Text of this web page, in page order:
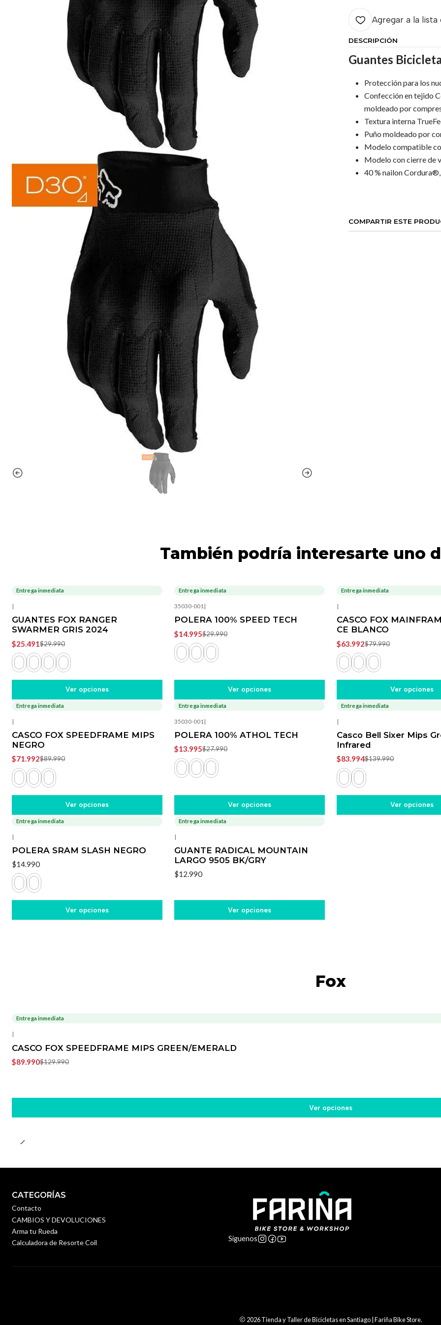
Agregar a la
DESCRIPCIÓN
Guantes
Protección para los
Confección en tejido
moldeado por
Textura interna
Puño moldeado por
Modelo compatible
Modelo con cierre de
40 % nailon Cordura®,
COMPARTIR ESTE
También podría interesarte uno
-15%
Entrega inmediata
|
GUANTES FOX RANGER
SWARMER GRIS 2024
$25.491$29.990
Ver opciones
-50%
Entrega inmediata
35030-001|
POLERA 100% SPEED TECH
$14.995$29.990
Ver opciones
-20%
Entrega inmediata
|
CASCO FOX
CE BLANCO
$63.992$79.990
Ver opciones
-20%
Entrega inmediata
|
CASCO FOX SPEEDFRAME MIPS
NEGRO
$71.992$89.990
Ver opciones
-50%
Entrega inmediata
35030-001 |
POLERA 100% ATHOL TECH
$13.995$27.990
Ver opciones
-40%
Entrega inmediata
|
Casco Bell Sixer Mips
Infrared
$83.994$139.990
Ver opciones
Entrega inmediata
|
POLERA SRAM SLASH NEGRO
$14.990
Ver opciones
Entrega inmediata
|
GUANTE RADICAL MOUNTAIN
LARGO 9505 BK/GRY
$12.990
Ver opciones
Fox
Entrega inmediata
|
CASCO FOX SPEEDFRAME MIPS GREEN/EMERALD
$89.990$129.990
Ver opciones
CATEGORÍAS
Contacto
CAMBIOS Y DEVOLUCIONES
Arma tu Rueda
Calculadora de Resorte Coil
Síguenos
2026 Tienda y Taller de Bicicletas en Santiago | Fariña Bike Store.